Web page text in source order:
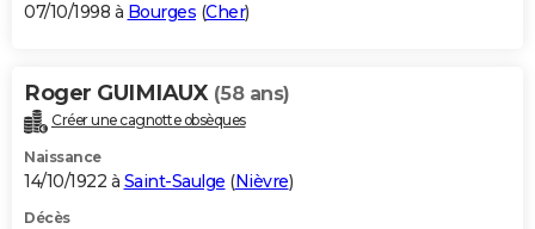
07/10/1998 à Bourges (Cher)
Roger GUIMIAUX (58 ans)
Créer une cagnotte obsèques
Naissance
14/10/1922 à Saint-Saulge (Nièvre)
Décès